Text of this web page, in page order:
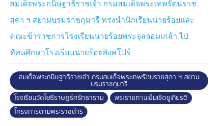
แก่ผู้อำนวยการศูนย์พัฒนาเด็กเล็กโรงเรียนวัดโยธี
ราษฎร์ศรัทธาราม เพื่อนำไปใช้ในศูนย์ฯ
วิทยาการคำนวน "การออกแบบเกมส์คอมพิวเตอร์" เพื่อให้
เด็กได้เรียนรู้และได้รับความสนุกสนาน, กิจกรรมส่งเสริม
ทักษะอาชีพ เช่น การพับเหรียญโปรยทาน การทำดอกไม้
จันทน์ การทำพรมอเนกประสงค์ และทำโคมไฟจากกะลา
มะพร้าว มีปราชญ์ชาวบ้าน มาถ่ายทอดองค์ความรู้ เพื่อ
สมเด็จพระกนิษฐาธิราชเจ้า กรมสมเด็จพระเทพรัตนราช
สุดา ฯ สยามบรมราชกุมารี ทรงนำนักเรียนนายร้อยและ
คณะข้าราชการโรงเรียนนายร้อยพระจุลจอมเกล้า ไป
ทัศนศึกษาโรงเรียนนายร้อยสิงคโปร์
สมเด็จพระกนิษฐาธิราชเจ้า กรมสมเด็จพระเทพรัตนราชสุดา ฯ สยาม
บรมราชกุมารี
โรงเรียนวัดโยธีราษฎร์ศรัทธาราม
พระราชทานเข็มเชิดชูเกียรติ
โครงการตามพระราชดำริ